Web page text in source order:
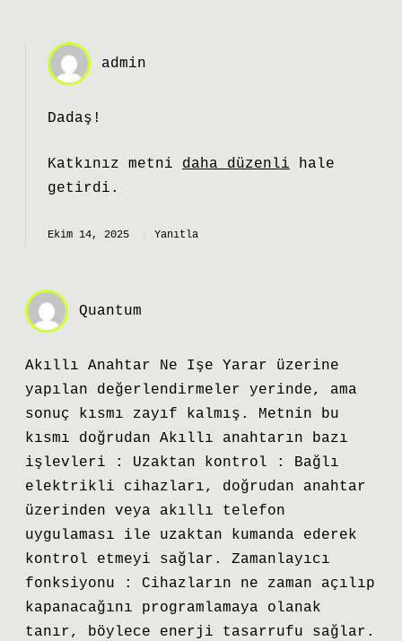
admin
Dadaş!
Katkınız metni daha düzenli hale
getirdi.
Ekim 14, 2025 Yanıtla
Quantum
Akıllı Anahtar Ne Işe Yarar üzerine
yapılan değerlendirmeler yerinde, ama
sonuç kısmı zayıf kalmış. Metnin bu
kısmı doğrudan Akıllı anahtarın bazı
işlevleri : Uzaktan kontrol : Bağlı
elektrikli cihazları, doğrudan anahtar
üzerinden veya akıllı telefon
uygulaması ile uzaktan kumanda ederek
kontrol etmeyi sağlar. Zamanlayıcı
fonksiyonu : Cihazların ne zaman açılıp
kapanacağını programlamaya olanak
tanır, böylece enerji tasarrufu sağlar.